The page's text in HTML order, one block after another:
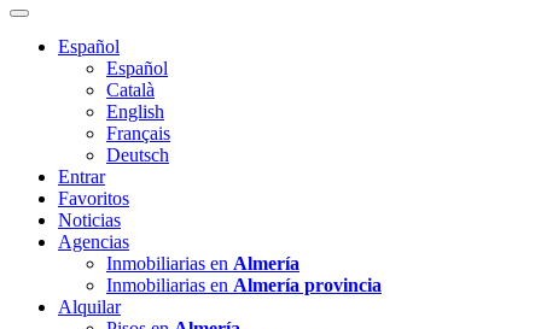
Español
Español
Català
English
Français
Deutsch
Entrar
Favoritos
Noticias
Agencias
Inmobiliarias en Almería
Inmobiliarias en Almería provincia
Alquilar